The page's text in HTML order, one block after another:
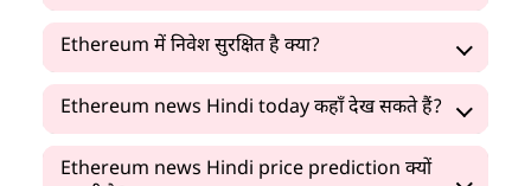
Ethereum में निवेश सुरक्षित है क्या?
Ethereum news Hindi today कहाँ देख सकते हैं?
Ethereum news Hindi price prediction क्यों